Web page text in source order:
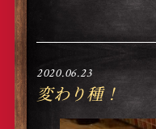
2020.06.23
変わり種！